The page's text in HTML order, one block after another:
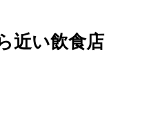
近い飲食店